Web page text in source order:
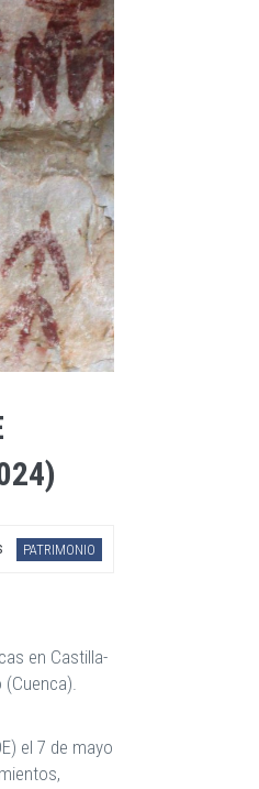
PATRIMONIO
en Castilla-
el 7 de mayo